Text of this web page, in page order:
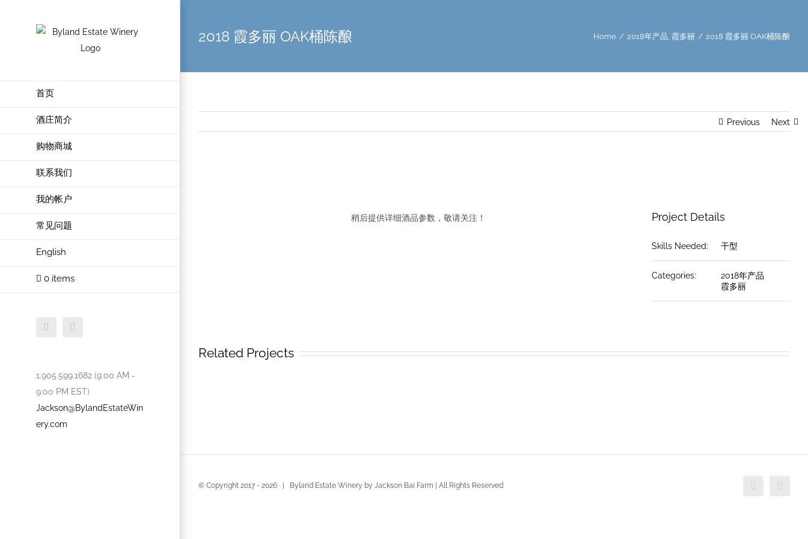
首页
酒庄简介
购物商城
联系我们
我的帐户
常见问题
English
0 items
Facebook
1.905.599.1682 (9:00 AM -
9:00 PM EST)
Jackson@BylandEstateWin
ery.com
2018 霞多丽 OAK桶陈酿 Home / 2018年产品 霞多丽 / 2018 霞多丽 OAK桶陈酿
Previous Next
稍后提供详细酒品参数，敬请关注！
Project Details
Skills Needed: 干型
Categories:
2018年产品
霞多丽
Related Projects
© Copyright 2017 - 2026 | Byland Estate Winery by Jackson Bai Farm | All Rights Reserved Facebook